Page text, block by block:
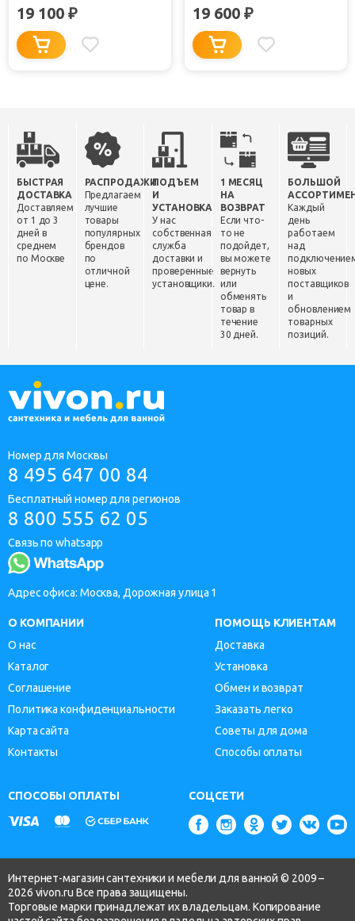
19 100 ₽ 19 600 ₽
БЫСТРАЯ
ДОСТАВКА
Доставляем
от 1 до 3
дней в
среднем
по Москве
РАСПРОДАЖИ
Предлагаем
лучшие
товары
популярных
брендов
по
отличной
цене.
ПОДЪЕМ
И
УСТАНОВКА
У нас
собственная
служба
доставки и
проверенные
установщики.
1 МЕСЯЦ
НА
ВОЗВРАТ
Если что-
то не
подойдет,
вы можете
вернуть
или
обменять
товар в
течение
30 дней.
БОЛЬШОЙ
Каждый
день
работаем
над
новых
поставщиков
и
обновлением
товарных
позиций.
Номер для Москвы
8 495 647 00 84
Бесплатный номер для регионов
8 800 555 62 05
Связь по whatsapp
Адрес офиса: Москва, Дорожная улица 1
О КОМПАНИИ
О нас
Каталог
Соглашение
Политика конфиденциальности
Карта сайта
Контакты
ПОМОЩЬ КЛИЕНТАМ
Доставка
Установка
Обмен и возврат
Заказать легко
Советы для дома
Способы оплаты
СПОСОБЫ ОПЛАТЫ СОЦСЕТИ
Интернет-магазин сантехники и мебели для ванной © 2009 –
2026 vivon.ru Все права защищены.
Торговые марки принадлежат их владельцам. Копирование